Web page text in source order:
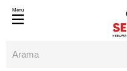
Menu